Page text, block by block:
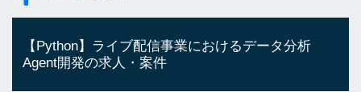
【Python】ライブ配信事業におけるデータ分析
Agent開発の求人・案件